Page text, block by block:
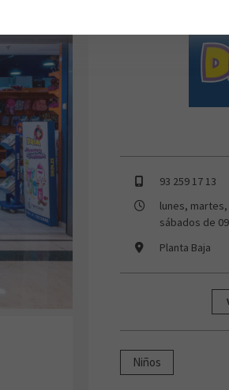
93 259 17 13
lunes,
sábados de
Planta Baja
Niños